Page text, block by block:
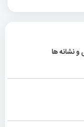
نشانه ها